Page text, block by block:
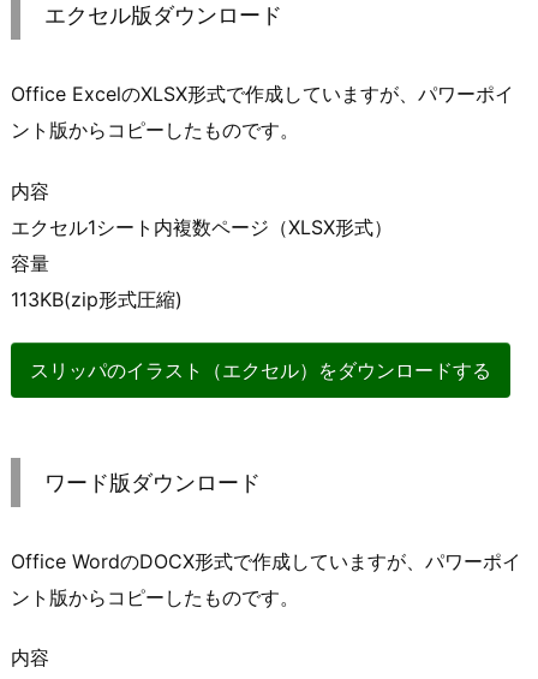
エクセル版ダウンロード
Office ExcelのXLSX形式で作成していますが、パワーポイ
ント版からコピーしたものです。
内容
エクセル1シート内複数ページ（XLSX形式）
容量
113KB(zip形式圧縮)
スリッパのイラスト（エクセル）をダウンロードする
ワード版ダウンロード
Office WordのDOCX形式で作成していますが、パワーポイ
ント版からコピーしたものです。
内容